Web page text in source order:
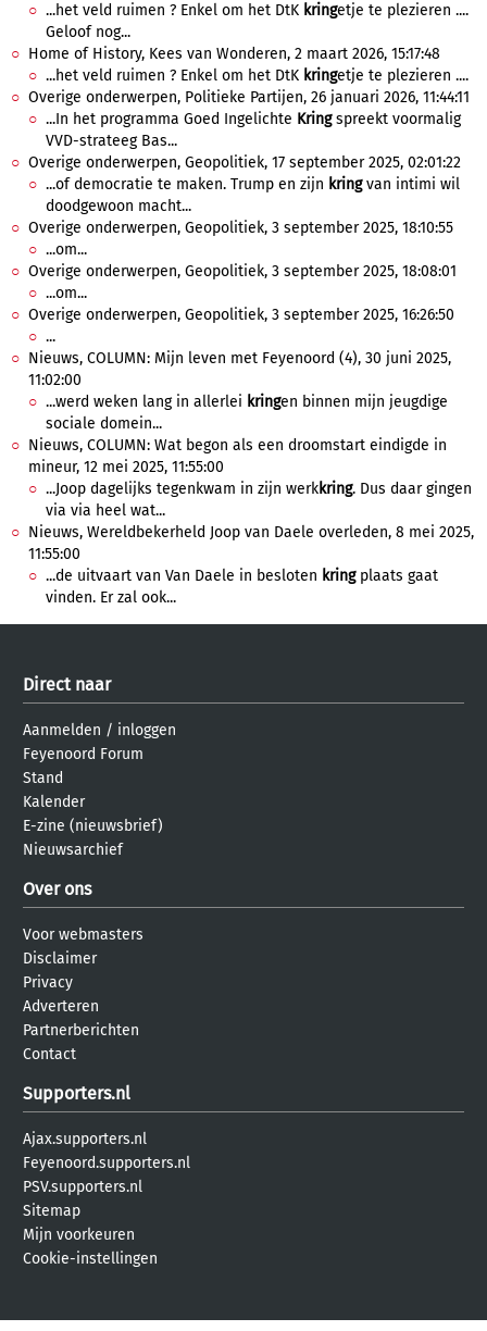
...het veld ruimen ? Enkel om het DtK kringetje te plezieren ....
Geloof nog...
Home of History, Kees van Wonderen, 2 maart 2026, 15:17:48
...het veld ruimen ? Enkel om het DtK kringetje te plezieren ....
Overige onderwerpen, Politieke Partijen, 26 januari 2026, 11:44:11
...In het programma Goed Ingelichte Kringspreekt voormalig
VVD-strateeg Bas...
Overige onderwerpen, Geopolitiek, 17 september 2025, 02:01:22
...of democratie te maken. Trump en zijn kringvan intimi wil
doodgewoon macht...
Overige onderwerpen, Geopolitiek, 3 september 2025, 18:10:55
...om...
Overige onderwerpen, Geopolitiek, 3 september 2025, 18:08:01
...om...
Overige onderwerpen, Geopolitiek, 3 september 2025, 16:26:50
...
Nieuws, COLUMN: Mijn leven met Feyenoord (4), 30 juni 2025,
11:02:00
...werd weken lang in allerlei kringen binnen mijn jeugdige
sociale domein...
Nieuws, COLUMN: Wat begon als een droomstart eindigde in
mineur, 12 mei 2025, 11:55:00
...Joop dagelijks tegenkwam in zijn werkkring. Dus daar gingen
via via heel wat...
Nieuws, Wereldbekerheld Joop van Daele overleden, 8 mei 2025,
11:55:00
...de uitvaart van Van Daele in besloten kringplaats gaat
vinden. Er zal ook...
Direct naar
Aanmelden / inloggen
Feyenoord Forum
Stand
Kalender
E-zine (nieuwsbrief)
Nieuwsarchief
Over ons
Voor webmasters
Disclaimer
Privacy
Adverteren
Partnerberichten
Contact
Supporters.nl
Ajax.supporters.nl
Feyenoord.supporters.nl
PSV.supporters.nl
Sitemap
Mijn voorkeuren
Cookie-instellingen